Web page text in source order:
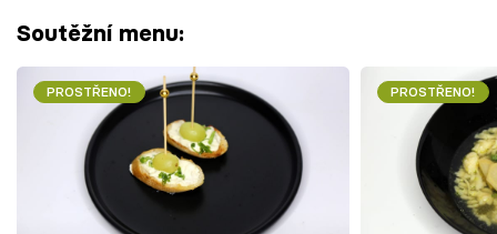
Soutěžní menu:
PROSTŘENO! PROSTŘENO!